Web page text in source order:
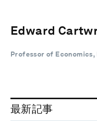
Edward
Professor of
最新記事